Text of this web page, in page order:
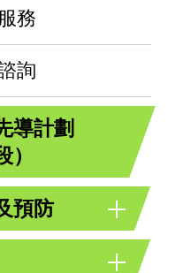
務
詢
導計劃
）
預防